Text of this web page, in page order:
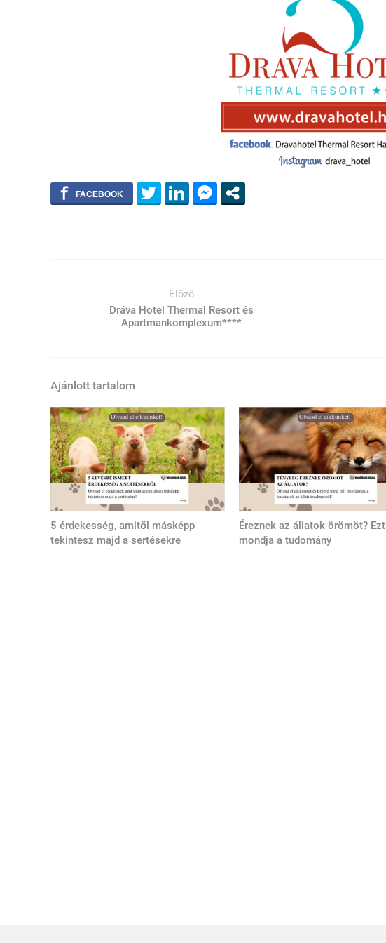
Előző
Dráva Hotel Thermal Resort és
Apartmankomplexum****
Ajánlott tartalom
5 érdekesség, amitől másképp
tekintesz majd a sertésekre
Éreznek az állatok örömöt? Ezt
mondja a tudomány